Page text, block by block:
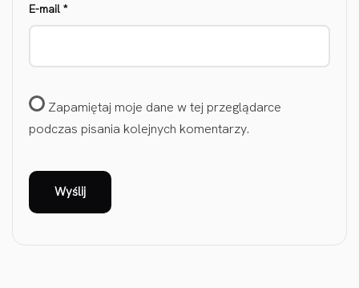
E-mail *
Zapamiętaj moje dane w tej przeglądarce
podczas pisania kolejnych komentarzy.